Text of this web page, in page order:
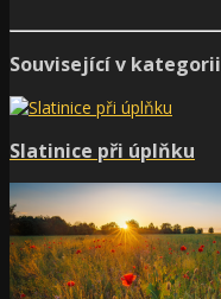
Související v kategorii
Slatinice při úplňku